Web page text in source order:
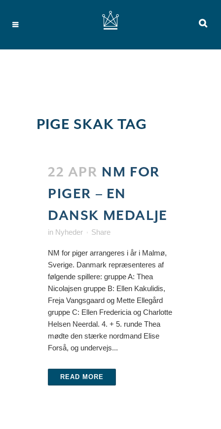
PIGE SKAK TAG
22 APR NM FOR
PIGER – EN
DANSK MEDALJE
in Nyheder Share
NM for piger arrangeres i år i Malmø,
Sverige. Danmark repræsenteres af
følgende spillere: gruppe A: Thea
Nicolajsen gruppe B: Ellen Kakulidis,
Freja Vangsgaard og Mette Ellegård
gruppe C: Ellen Fredericia og Charlotte
Helsen Neerdal. 4. + 5. runde Thea
mødte den stærke nordmand Elise
Forså, og undervejs...
READ MORE